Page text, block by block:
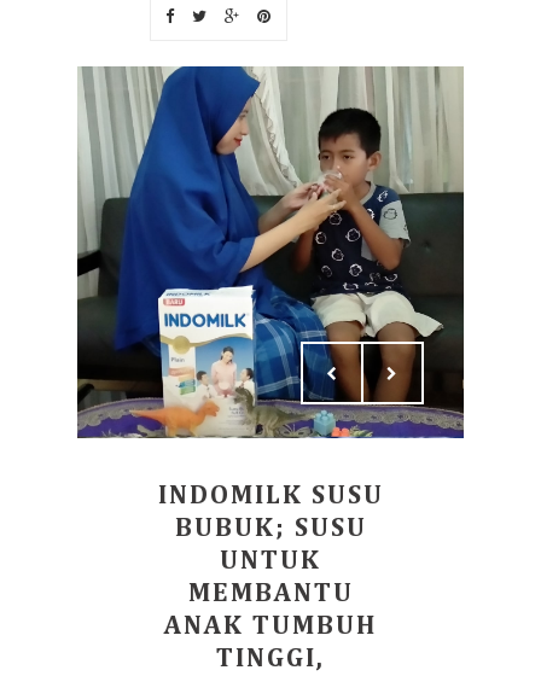
INDOMILK SUSU
BUBUK; SUSU
UNTUK
MEMBANTU
ANAK TUMBUH
TINGGI,